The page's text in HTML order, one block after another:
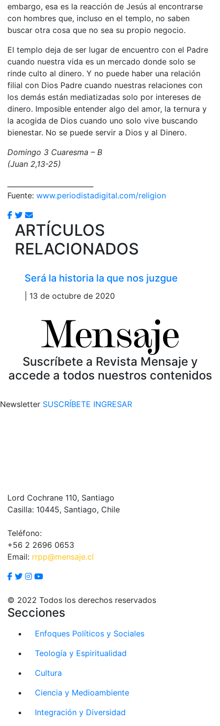
embargo, esa es la reacción de Jesús al encontrarse
con hombres que, incluso en el templo, no saben
buscar otra cosa que no sea su propio negocio.
El templo deja de ser lugar de encuentro con el Padre
cuando nuestra vida es un mercado donde solo se
rinde culto al dinero. Y no puede haber una relación
filial con Dios Padre cuando nuestras relaciones con
los demás están mediatizadas solo por intereses de
dinero. Imposible entender algo del amor, la ternura y
la acogida de Dios cuando uno solo vive buscando
bienestar. No se puede servir a Dios y al Dinero.
Domingo 3 Cuaresma – B
(Juan 2,13-25)
Fuente: www.periodistadigital.com/religion
ARTÍCULOS
RELACIONADOS
Será la historia la que nos juzgue
| 13 de octubre de 2020
Suscríbete a Revista Mensaje y
accede a todos nuestros contenidos
Newsletter SUSCRÍBETE INGRESAR
Lord Cochrane 110, Santiago
Casilla: 10445, Santiago, Chile
Teléfono:
+56 2 2696 0653
Email: rrpp@mensaje.cl
© 2022 Todos los derechos reservados
Secciones
Enfoques Políticos y Sociales
Teología y Espiritualidad
Cultura
Ciencia y Medioambiente
Integración y Diversidad